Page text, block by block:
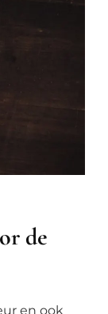
de
en ook